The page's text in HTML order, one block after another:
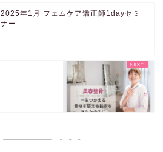
2025年1月 フェムケア矯正師1dayセミ
ナー